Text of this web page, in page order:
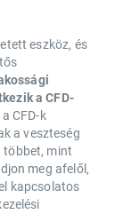
eszköz, és
a CFD-
CFD-k
a veszteség
többet, mint
meg afelől,
kapcsolatos